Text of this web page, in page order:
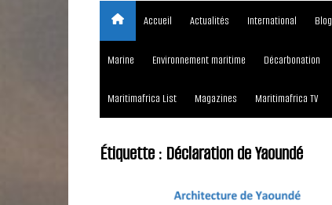
Accueil Actualités International Blog
Marine Environnement maritime Décarbonation
Maritimafrica List Magazines Maritimafrica TV
Étiquette : Déclaration de Yaoundé